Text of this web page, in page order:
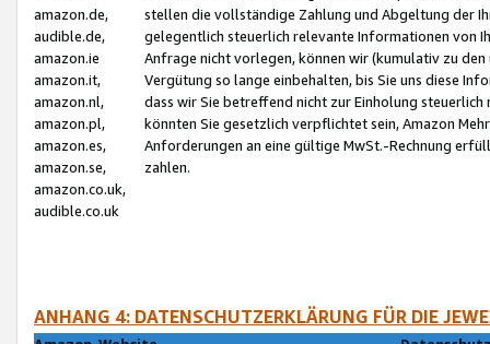
amazon.de,
audible.de,
amazon.ie
amazon.it,
amazon.nl,
amazon.pl,
amazon.es,
amazon.se,
amazon.co.uk,
audible.co.uk
stellen die vollständige Zahlung und Abgeltung der
gelegentlich steuerlich relevante Informationen von
Anfrage nicht vorlegen, können wir (kumulativ zu
Vergütung so lange einbehalten, bis Sie uns diese
dass wir Sie betreffend nicht zur Einholung
könnten Sie gesetzlich verpflichtet sein, Amazon
Anforderungen an eine gültige MwSt.-Rechnung
zahlen.
ANHANG 4: DATENSCHUTZERKLÄRUNG FÜR DIE